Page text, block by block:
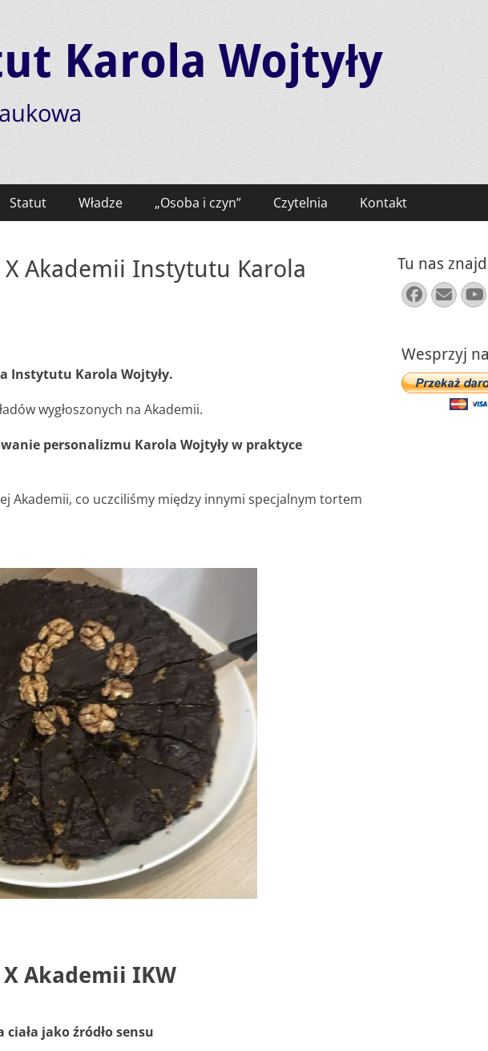
Karola Wojtyły
Statut Władze „Osoba i czyn” Czytelnia Kontakt
X Akademii Instytutu Karola
Instytutu Karola Wojtyły.
wygłoszonych na Akademii.
personalizmu Karola Wojtyły w praktyce
Akademii, co uczciliśmy między innymi specjalnym tortem
X Akademii IKW
jako źródło sensu
Tu nas
E-
mail
Wesprzyj